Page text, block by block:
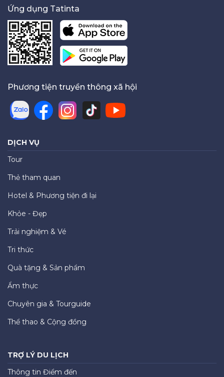
Ứng dụng Tatinta
Phương tiện truyền thông xã hội
DỊCH VỤ
Tour
Thẻ tham quan
Hotel & Phương tiện đi lại
Khỏe - Đẹp
Trải nghiệm & Vé
Tri thức
Quà tặng & Sản phẩm
Ẩm thực
Chuyên gia & Tourguide
Thể thao & Cộng đồng
TRỢ LÝ DU LỊCH
Thông tin Điểm đến